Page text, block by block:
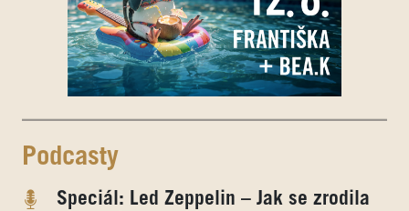
Podcasty
Speciál: Led Zeppelin – Jak se zrodila